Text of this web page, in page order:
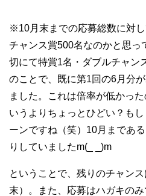
※10月末までの応募総数に対
チャンス賞500名なのかと思っ
切にて特賞1名・ダブルチャン
のことで、既に第1回の6月分
ました。これは倍率が低かっ
いうよりちょっとひどい？も
ーンですね（笑）10月まであ
りしていましたm(_ _)m
ということで、残りのチャン
末）。また、応募はハガキの